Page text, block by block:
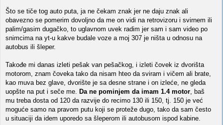
Što se tiče tog auto puta, ja ne čekam znak jer ne daju znak ali
obavezno se pomerim dovoljno da me on vidi na retrovizoru i svirnem ili
palim/gasim dugačko, to uglavnom uvek radim jer sam i sam video po
snimcima na yt-u kakve budale voze a moj 307 je ništa u odnosu na
autobus ili šleper.
Takođe mi danas izleti pešak van pešačkog, i izleti čovek iz dvorišta
motorom, znam čoveka tako da nisam hteo da sviram i vičem ali brate,
kao muva bez glave, dvorište je sa desne strane i on izleće, ne gleda
uopšte na put i seče me. Da ne pominjem da imam 1.4 motor, baš
mu treba dosta od 120 da razvije do recimo 130 ili 150, tj. 150 je već
moguće samo na pravom putu koji se proteže dugo, tako da sam često
u situaciji da idem uporedo sa šleperom ili autobusom ispod kabine.